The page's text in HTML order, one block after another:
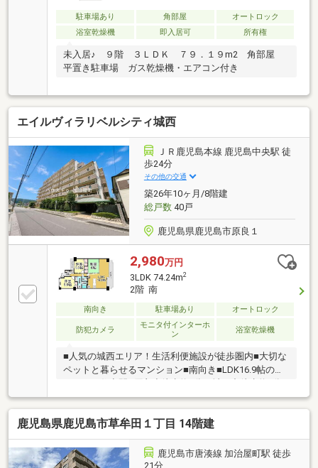
駐車場あり 角部屋
オートロック
浴室乾燥機
即入居可 所有権
未入居♪ ９階 ３ＬＤＫ ７９．１９m2 角部屋
平置き駐車場 ガス乾燥機・エアコン付き
エイルヴィラリベルシティ城西
ＪＲ鹿児島本線 鹿児島中央駅 徒
歩24分
その他の交通
築26年10ヶ月/8階建
総戸数40戸
鹿児島県鹿児島市原良１
2,980万円
3LDK 74.24m2
2階 南
南向き 駐車場あり オートロック
防犯カメラ
モニタ付インターホ
ン
浴室乾燥機
■人気の城西エリア！生活利便施設が徒歩圏内■大切な
ペットと暮らせるマンション■南向き■LDK16.9帖のゆ
で子育て世帯にもおすすめ■平面駐車場確保
鹿児島県鹿児島市草牟田１丁目 14階建
鹿児島市唐湊線 加治屋町駅 徒歩
21分